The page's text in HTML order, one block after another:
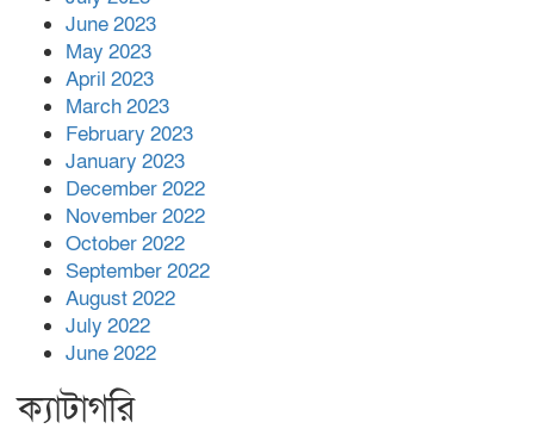
June 2023
May 2023
April 2023
March 2023
February 2023
January 2023
December 2022
November 2022
October 2022
September 2022
August 2022
July 2022
June 2022
ক্যাটাগরি